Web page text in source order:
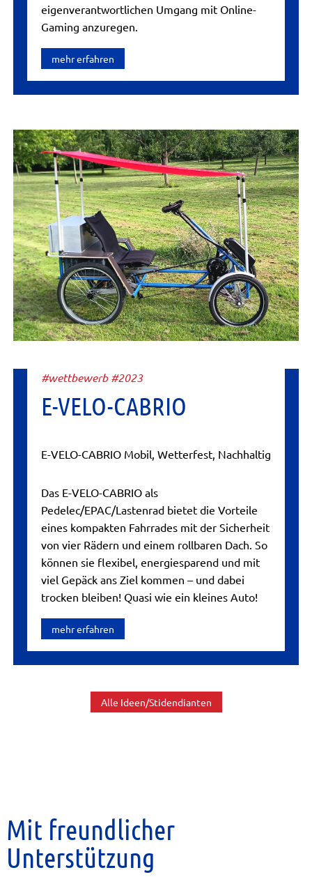
eigenverantwortlichen Umgang mit Online-
Gaming anzuregen.
mehr erfahren
#wettbewerb #2023
E-VELO-CABRIO
E-VELO-CABRIO Mobil, Wetterfest, Nachhaltig
Das E-VELO-CABRIO als
Pedelec/EPAC/Lastenrad bietet die Vorteile
eines kompakten Fahrrades mit der Sicherheit
von vier Rädern und einem rollbaren Dach. So
können sie flexibel, energiesparend und mit
viel Gepäck ans Ziel kommen – und dabei
trocken bleiben! Quasi wie ein kleines Auto!
mehr erfahren
Alle Ideen/Stidendianten
Mit freundlicher
Unterstützung